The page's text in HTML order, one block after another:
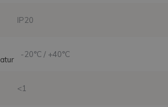
IP20
-20°C / +40°C
<1